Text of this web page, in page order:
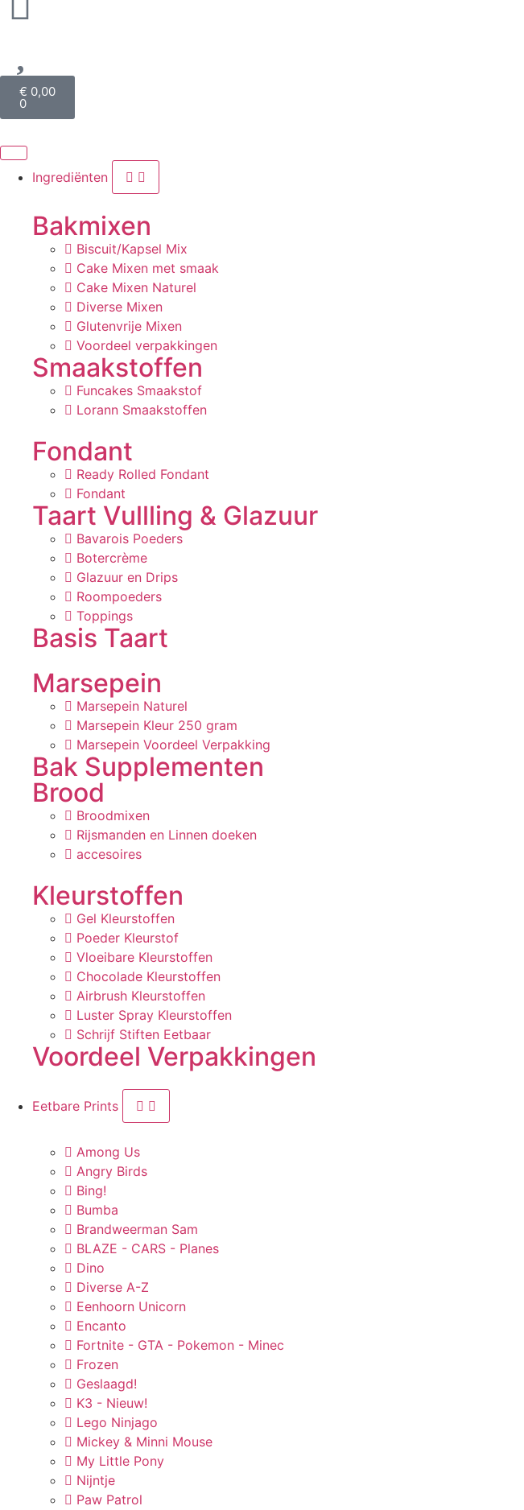
€ 0,00
0
Ingrediënten
Bakmixen
Biscuit/Kapsel Mix
Cake Mixen met smaak
Cake Mixen Naturel
Diverse Mixen
Glutenvrije Mixen
Voordeel verpakkingen
Smaakstoffen
Funcakes Smaakstof
Lorann Smaakstoffen
Fondant
Ready Rolled Fondant
Fondant
Taart Vullling & Glazuur
Bavarois Poeders
Botercrème
Glazuur en Drips
Roompoeders
Toppings
Basis Taart
Marsepein
Marsepein Naturel
Marsepein Kleur 250 gram
Marsepein Voordeel Verpakking
Bak Supplementen
Brood
Broodmixen
Rijsmanden en Linnen doeken
accesoires
Kleurstoffen
Gel Kleurstoffen
Poeder Kleurstof
Vloeibare Kleurstoffen
Chocolade Kleurstoffen
Airbrush Kleurstoffen
Luster Spray Kleurstoffen
Schrijf Stiften Eetbaar
Voordeel Verpakkingen
Eetbare Prints
Among Us
Angry Birds
Bing!
Bumba
Brandweerman Sam
BLAZE - CARS - Planes
Dino
Diverse A-Z
Eenhoorn Unicorn
Encanto
Fortnite - GTA - Pokemon - Minec
Frozen
Geslaagd!
K3 - Nieuw!
Lego Ninjago
Mickey & Minni Mouse
My Little Pony
Nijntje
Paw Patrol